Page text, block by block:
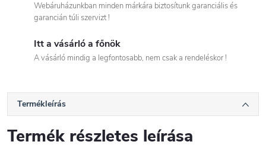
Webáruházunkban minden márkára biztosítunk garanciális és
garancián túli szervizt !
Itt a vásárló a főnök
A vásárló mindig a legfontosabb, nem csak a rendeléskor !
Termékleírás
Termék részletes leírása